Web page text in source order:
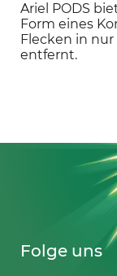
Ariel PODS
Form eines
Flecken in
entfernt.
Folge uns